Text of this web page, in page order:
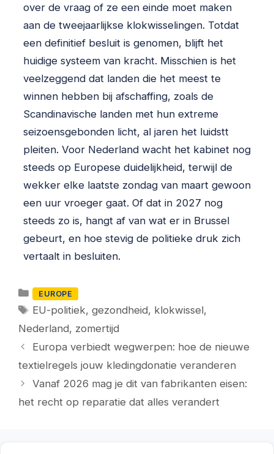
over de vraag of ze een einde moet maken
aan de tweejaarlijkse klokwisselingen. Totdat
een definitief besluit is genomen, blijft het
huidige systeem van kracht. Misschien is het
veelzeggend dat landen die het meest te
winnen hebben bij afschaffing, zoals de
Scandinavische landen met hun extreme
seizoensgebonden licht, al jaren het luidstt
pleiten. Voor Nederland wacht het kabinet nog
steeds op Europese duidelijkheid, terwijl de
wekker elke laatste zondag van maart gewoon
een uur vroeger gaat. Of dat in 2027 nog
steeds zo is, hangt af van wat er in Brussel
gebeurt, en hoe stevig de politieke druk zich
vertaalt in besluiten.
Categorieën
EUROPE
Tags
EU-politiek,gezondheid, klokwissel,
Nederland, zomertijd
Europa verbiedt wegwerpen: hoe de nieuwe
textielregels jouw kledingdonatie veranderen
Vanaf 2026 mag je dit van fabrikanten eisen:
het recht op reparatie dat alles verandert